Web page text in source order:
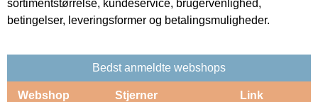
sortimentstørrelse, kundeservice, brugervenlighed,
betingelser, leveringsformer og betalingsmuligheder.
Bedst anmeldte webshops
Webshop Stjerner Link